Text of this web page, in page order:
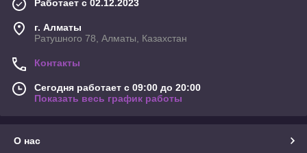
Работает с 02.12.2023
г. Алматы
Ратушного 78, Алматы, Казахстан
Контакты
Сегодня работает с 09:00 до 20:00
Показать весь график работы
О нас